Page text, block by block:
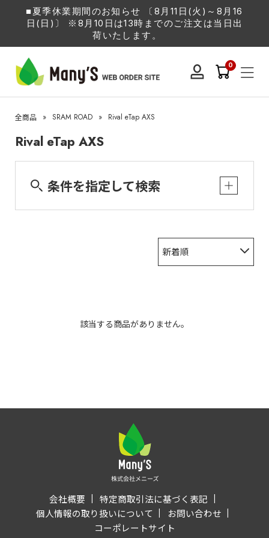
■夏季休業期間のお知らせ 〔8月11日(火)～8月16
日(日)〕 ※8月10日は13時までのご注文は当日出
荷いたします。
0
全商品 » SRAM ROAD » Rival eTap AXS
Rival eTap AXS
条件を指定して検索
新着順
該当する商品がありません。
会社概要
特定商取引法に基づく表記
個人情報の取り扱いについて
お問い合わせ
コーポレートサイト